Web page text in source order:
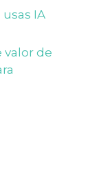
IA
valor de